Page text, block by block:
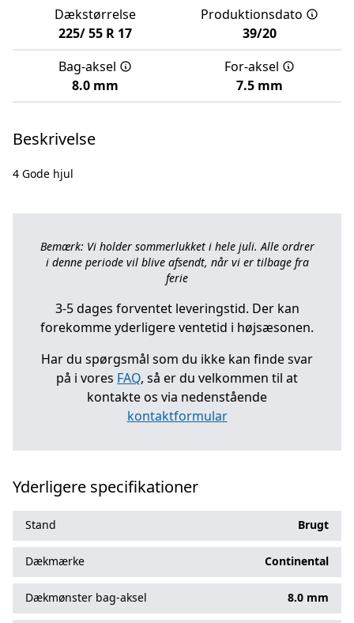
Dækstørrelse
225/ 55 R 17
Produktionsdato
39/20
Bag-aksel
8.0 mm
For-aksel
7.5 mm
Beskrivelse
Bemærk: Vi holder sommerlukket i hele juli. Alle ordrer
i denne periode vil blive afsendt, når vi er tilbage fra
ferie
3-5 dages forventet leveringstid. Der kan
forekomme yderligere ventetid i højsæsonen.
Har du spørgsmål som du ikke kan finde svar
på i vores FAQ, så er du velkommen til at
kontakte os via nedenstående
kontaktformular
Yderligere specifikationer
Stand Brugt
Dækmærke Continental
Dækmønster bag-aksel 8.0 mm